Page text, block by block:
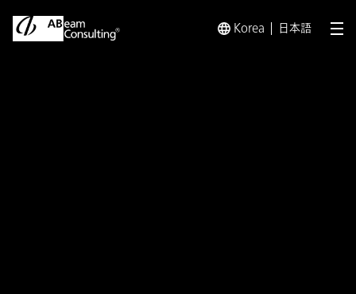
Korea 日本語 メ